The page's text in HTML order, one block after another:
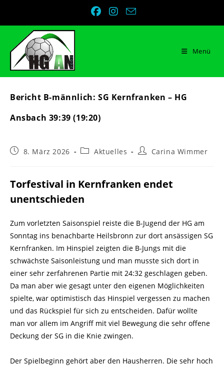
Menü
Bericht B-männlich: SG Kernfranken – HG
Ansbach 39:39 (19:20)
Beitrag8. März 2026
Beitrags-
Aktuelles
Beitrags-
Carina Wimmer
Torfestival in Kernfranken endet
unentschieden
Zum vorletzten Saisonspiel reiste die B-Jugend der HG am
Sonntag ins benachbarte Heilsbronn zur dort ansässigen SG
Kernfranken. Im Hinspiel zeigten die B-Jungs mit die
schwächste Saisonleistung und man musste sich dort in
einer sehr zerfahrenen Partie mit 24:32 geschlagen geben.
Da man aber wie gesagt unter den eigenen Möglichkeiten
spielte, war optimistisch das Hinspiel vergessen zu machen
und das Rückspiel für sich zu entscheiden. Dafür wollte
man vor allem im Angriff mit viel Bewegung die sehr offene
Deckung der SG in die Knie zwingen.
Der Spielbeginn gehört aber den Hausherren. Die sehr hoch